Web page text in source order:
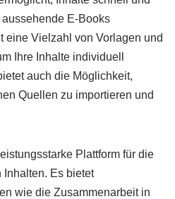
E-Books
eine Vielzahl von Vorlagen und
Ihre Inhalte individuell
auch die Möglichkeit,
Quellen zu importieren und
Plattform für die
Inhalten. Es bietet
wie die Zusammenarbeit in